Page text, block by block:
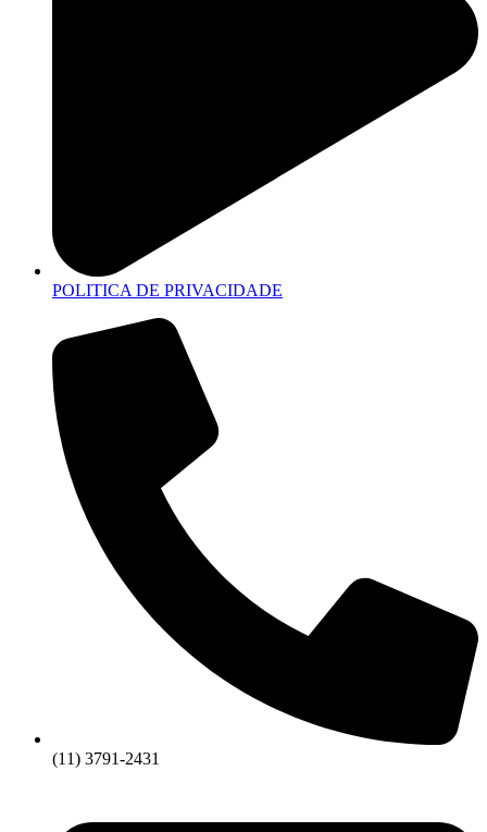
POLITICA DE PRIVACIDADE
(11) 3791-2431